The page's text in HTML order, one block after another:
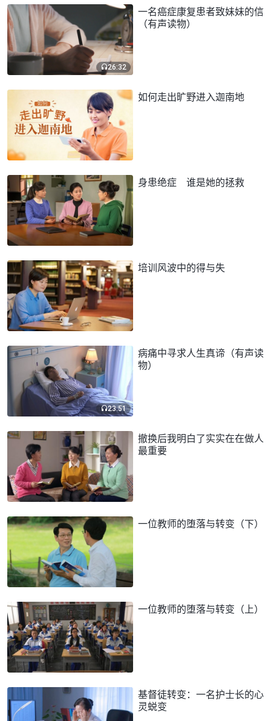
26:32
一名癌症康复患者致妹妹的信
（有声读物）
如何走出旷野进入迦南地
身患绝症 谁是她的拯救
培训风波中的得与失
23:51
病痛中寻求人生真谛（有声读
物）
撤换后我明白了实实在在做人
最重要
一位教师的堕落与转变（下）
一位教师的堕落与转变（上）
基督徒转变：一名护士长的心
灵蜕变